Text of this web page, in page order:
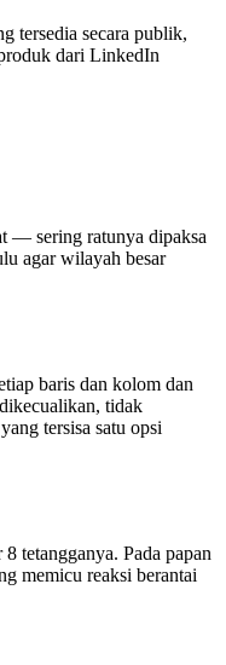
tersedia secara publik,
dari LinkedIn
— sering ratunya dipaksa
agar wilayah besar
baris dan kolom dan
tidak
tersisa satu opsi
tetangganya. Pada papan
memicu reaksi berantai